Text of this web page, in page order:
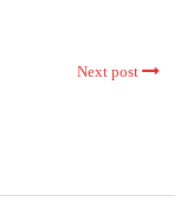
Next post